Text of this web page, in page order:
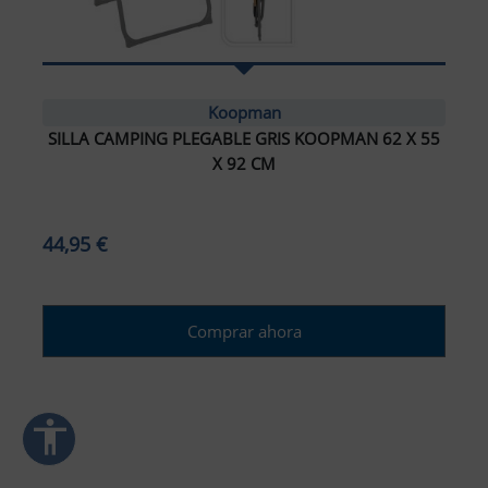
Koopman
SILLA CAMPING PLEGABLE GRIS KOOPMAN 62 X 55
X 92 CM
44,95 €
Comprar ahora
accessibility
colores
grande
(TDAH)
de Accesibilidad